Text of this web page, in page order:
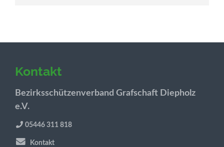
Kontakt
Bezirksschützenverband Grafschaft Diepholz
e.V.
05446 311 818
Kontakt